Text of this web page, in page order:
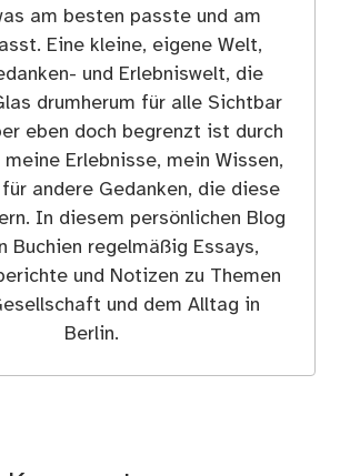
am besten passte und am
Eine kleine, eigene Welt,
und Erlebniswelt, die
drumherum für alle Sichtbar
eben doch begrenzt ist durch
meine Erlebnisse, mein Wissen,
andere Gedanken, die diese
In diesem persönlichen Blog
Buchien regelmäßig Essays,
und Notizen zu Themen
und dem Alltag in
Berlin.